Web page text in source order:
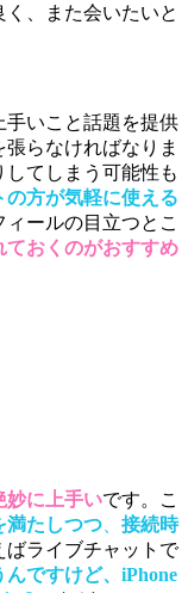
、また会いたいと
手いこと話題を提供
らなければなりま
てしまう可能性も
の方が気軽に使える
ィールの目立つとこ
ておくのがおすすめ
妙に上手いです。こ
満たしつつ
接続時
ばライブチャットで
んですけど、iPhone